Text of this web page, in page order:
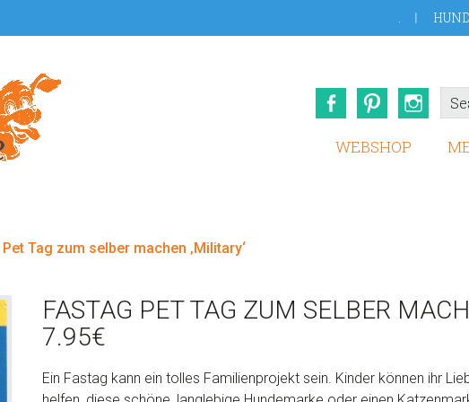
.
Here
FacebookPinterest
WEBSHOP
Tag zum selber machen ‚Military‘
FASTAG PET TAG ZUM SELBER
7.95€
Ein Fastag kann ein tolles Familienprojekt sein. Kinder können ihr